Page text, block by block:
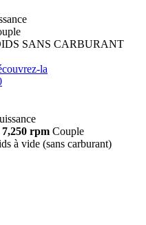
SANS CARBURANT
la
rpm Couple
à vide (sans carburant)